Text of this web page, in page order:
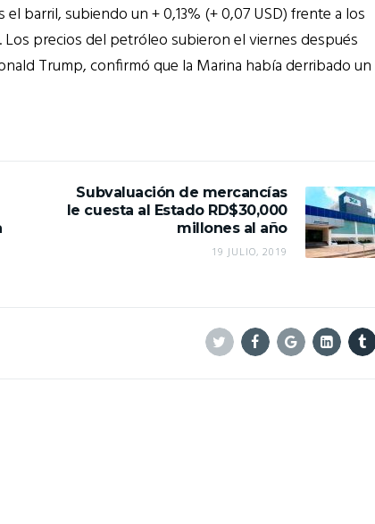
barril, subiendo un + 0,13% (+ 0,07 USD) frente a los
Los precios del petróleo subieron el viernes después
Trump, confirmó que la Marina había derribado un
Subvaluación de mercancías
le cuesta al Estado RD$30,000
millones al año
19 JULIO, 2019